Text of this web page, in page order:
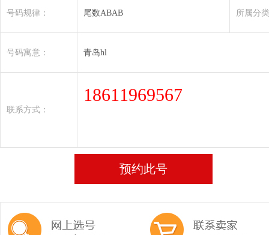
号码规律： 尾数ABAB 所属分
号码寓意： 青岛hl
联系方式：
18611969567
预约此号